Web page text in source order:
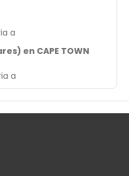
a
en CAPE TOWN
a